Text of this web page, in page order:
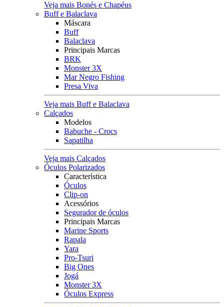
Veja mais Bonés e Chapéus
Buff e Balaclava
Máscara
Buff
Balaclava
Principais Marcas
BRK
Monster 3X
Mar Negro Fishing
Presa Viva
Veja mais Buff e Balaclava
Calçados
Modelos
Babuche - Crocs
Sapatilha
Veja mais Calçados
Óculos Polarizados
Característica
Óculos
Clip-on
Acessórios
Segurador de óculos
Principais Marcas
Marine Sports
Rapala
Yara
Pro-Tsuri
Big Ones
Jogá
Monster 3X
Óculos Express